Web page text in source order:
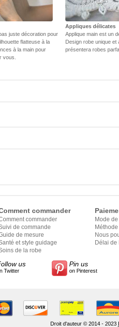
juste décoration pour
flatteuse à la
à la main pour
vous.
Appliques délicates
Applique main est un
Design robe unique et
présentera robes
commander
commander
de commande
de mesure
et style guidage
de la robe
Mode
Nous
Délai de
us
Twitter
Pin us
on Pinterest
Droit d'auteur © 2014 - 2023